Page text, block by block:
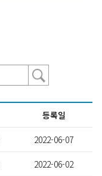
등록일
2022-06-07
2022-06-02